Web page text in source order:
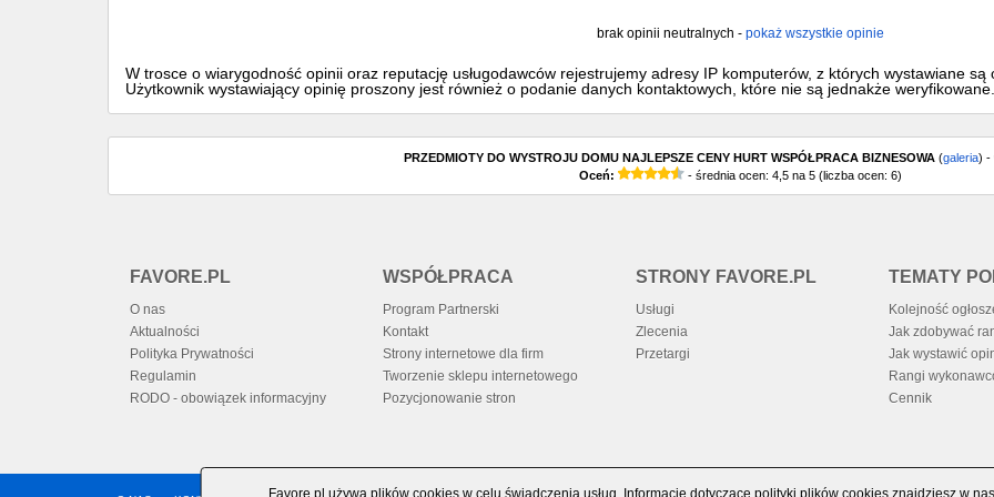
Favore.pl używa plików cookies w celu świadczenia usług. Informacje dotyczące polityki plików cookies znajdziesz w
brak opinii neutralnych - pokaż wszystkie opinie
W trosce o wiarygodność opinii oraz reputację usługodawców rejestrujemy adresy IP komputerów, z których wystawiane są
Użytkownik wystawiający opinię proszony jest również o podanie danych kontaktowych, które nie są jednakże weryfikowane.
PRZEDMIOTY DO WYSTROJU DOMU NAJLEPSZE CENY HURT WSPÓŁPRACA BIZNESOWA (galeria) -
Oceń:
- średnia ocen: 4,5na 5(liczba ocen: 6)
FAVORE.PL
O nas
Aktualności
Polityka Prywatności
Regulamin
RODO - obowiązek informacyjny
WSPÓŁPRACA
Program Partnerski
Kontakt
Strony internetowe dla firm
Tworzenie sklepu internetowego
Pozycjonowanie stron
STRONY FAVORE.PL
Usługi
Zlecenia
Przetargi
TEMATY
Kolejność
Jak zdobywać
Jak wystawić
Rangi
Cennik